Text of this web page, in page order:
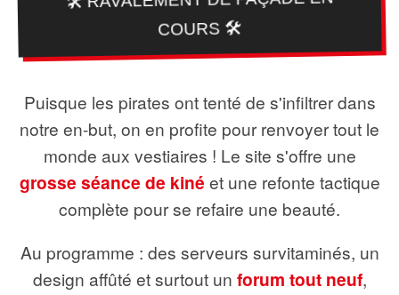
COURS 🛠️
Puisque les pirates ont tenté de s'infiltrer dans
notre en-but, on en profite pour renvoyer tout le
monde aux vestiaires ! Le site s'offre une
grosse séance de kiné et une refonte tactique
complète pour se refaire une beauté.
Au programme : des serveurs survitaminés, un
design affûté et surtout un forum tout neuf,